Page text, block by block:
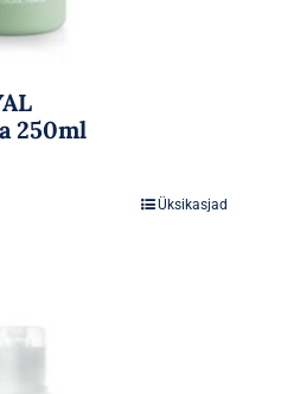
250ml
Üksikasjad